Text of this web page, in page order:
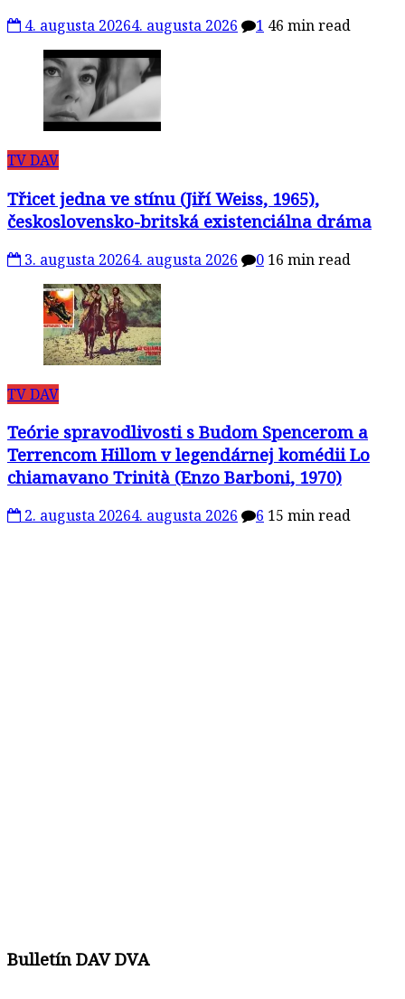
4. augusta 20264. augusta 2026 1 46 min read
TV DAV
Třicet jedna ve stínu (Jiří Weiss, 1965),
československo-britská existenciálna dráma
3. augusta 20264. augusta 2026 0 16 min read
TV DAV
Teórie spravodlivosti s Budom Spencerom a
Terrencom Hillom v legendárnej komédii Lo
chiamavano Trinità (Enzo Barboni, 1970)
2. augusta 20264. augusta 2026 6 15 min read
Bulletín DAV DVA